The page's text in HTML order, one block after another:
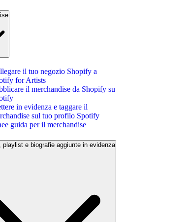
il tuo negozio Shopify a
for Artists
il merchandise da Shopify su
in evidenza e taggare il
sul tuo profilo Spotify
guida per il merchandise
playlist e biografie aggiunte in evidenza